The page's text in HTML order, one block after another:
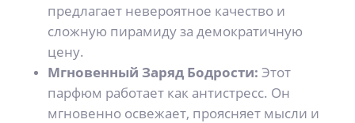
предлагает невероятное качество и
сложную пирамиду за демократичную
цену.
Мгновенный Заряд Бодрости: Этот
парфюм работает как антистресс. Он
мгновенно освежает, проясняет мысли и